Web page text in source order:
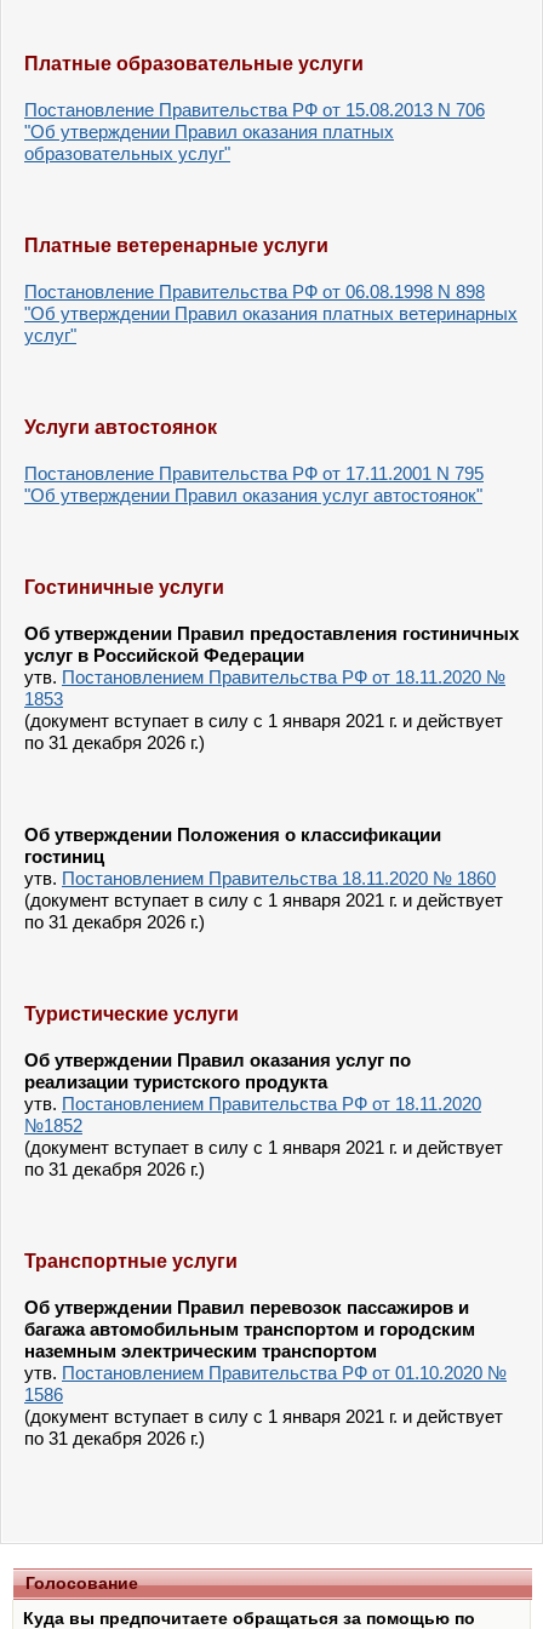
Платные образовательные услуги
Постановление Правительства РФ от 15.08.2013 N 706
"Об утверждении Правил оказания платных
образовательных услуг"
Платные ветеренарные услуги
Постановление Правительства РФ от 06.08.1998 N 898
"Об утверждении Правил оказания платных ветеринарных
услуг"
Услуги автостоянок
Постановление Правительства РФ от 17.11.2001 N 795
"Об утверждении Правил оказания услуг автостоянок"
Гостиничные услуги
Об утверждении Правил предоставления гостиничных
услуг в Российской Федерации
утв. Постановлением Правительства РФ от 18.11.2020 №
1853
(документ вступает в силу с 1 января 2021 г. и действует
по 31 декабря 2026 г.)
Об утверждении Положения о классификации
гостиниц
утв. Постановлением Правительства 18.11.2020 № 1860
(документ вступает в силу с 1 января 2021 г. и действует
по 31 декабря 2026 г.)
Туристические услуги
Об утверждении Правил оказания услуг по
реализации туристского продукта
утв. Постановлением Правительства РФ от 18.11.2020
№1852
(документ вступает в силу с 1 января 2021 г. и действует
по 31 декабря 2026 г.)
Транспортные услуги
Об утверждении Правил перевозок пассажиров и
багажа автомобильным транспортом и городским
наземным электрическим транспортом
утв. Постановлением Правительства РФ от 01.10.2020 №
1586
(документ вступает в силу с 1 января 2021 г. и действует
по 31 декабря 2026 г.)
Голосование
Куда вы предпочитаете обращаться за помощью по